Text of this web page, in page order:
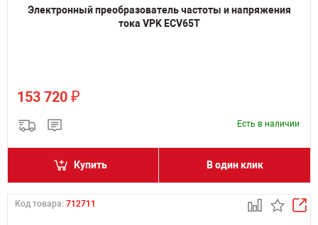
Электронный преобразователь частоты и напряжения
тока VPK ECV65T
153 720 ₽
Есть в наличии
Купить В один клик
Код товара: 712711